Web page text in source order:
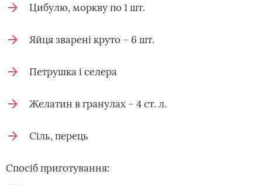
Цибулю, моркву по 1 шт.
Яйця зварені круто – 6 шт.
Петрушка і селера
Желатин в гранулах – 4 ст. л.
Сіль, перець
Спосіб приготування: